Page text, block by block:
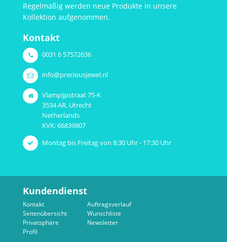
Regelmäßig werden neue Produkte in unsere
Kollektion aufgenommen.
Kontakt
0031 6 57572636
info@preciousjewel.nl
Vlampijpstraat 75-K
3534 AR, Utrecht
Netherlands
KVK: 66839807
Montag bis Freitag von 8:30 Uhr - 17:30 Uhr
Kundendienst
Kontakt
Seitenübersicht
Privatsphäre
Profil
Auftragsverlauf
Wunschliste
Newsletter